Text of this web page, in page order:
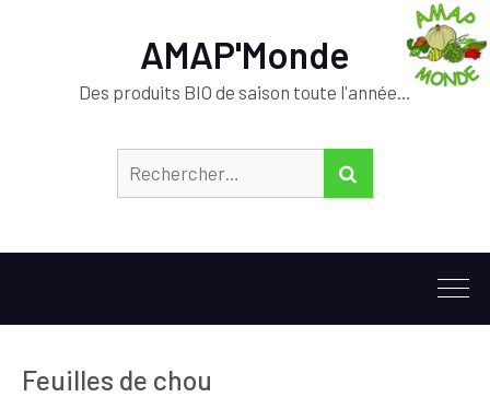
AMAP'Monde
Des produits BIO de saison toute l'année…
Feuilles de chou